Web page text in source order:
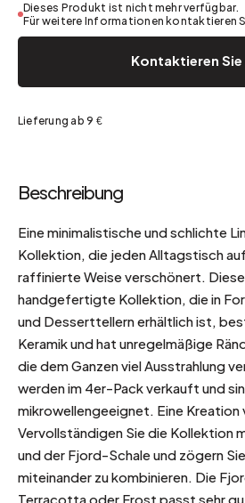
Dieses Produkt ist nicht mehr verfügbar.
Für weitere Informationen kontaktieren
Kontaktieren Sie
Lieferung ab 9 €
Beschreibung
Eine minimalistische und schlichte
Kollektion, die jeden Alltagstisch
raffinierte Weise verschönert.
handgefertigte Kollektion, die in
und Desserttellern erhältlich ist,
Keramik und hat unregelmäßige
die dem Ganzen viel Ausstrahlung
werden im 4er-Pack verkauft und
mikrowellengeeignet. Eine
Vervollständigen Sie die Kollektion
und der Fjord-Schale und zögern
miteinander zu kombinieren. Die
Terracotta oder Frost passt sehr